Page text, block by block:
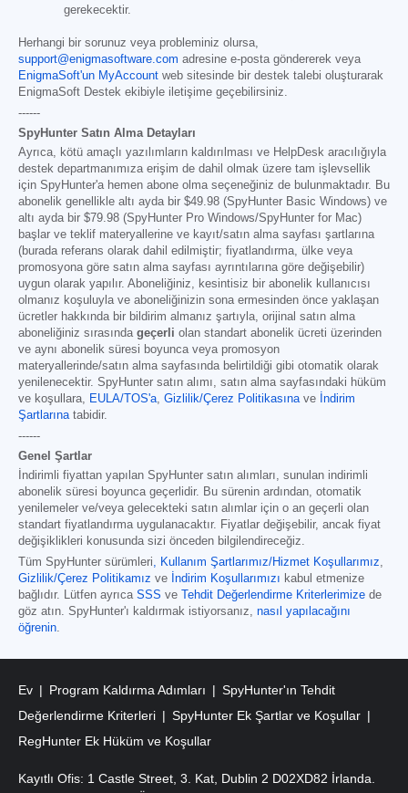
gerekecektir.
Herhangi bir sorunuz veya probleminiz olursa,
support@enigmasoftware.com adresine e-posta göndererek veya
EnigmaSoft'un MyAccount web sitesinde bir destek talebi oluşturarak
EnigmaSoft Destek ekibiyle iletişime geçebilirsiniz.
------
SpyHunter Satın Alma Detayları
Ayrıca, kötü amaçlı yazılımların kaldırılması ve HelpDesk aracılığıyla
destek departmanımıza erişim de dahil olmak üzere tam işlevsellik
için SpyHunter'a hemen abone olma seçeneğiniz de bulunmaktadır. Bu
abonelik genellikle altı ayda bir $49.98 (SpyHunter Basic Windows) ve
altı ayda bir $79.98 (SpyHunter Pro Windows/SpyHunter for Mac)
başlar ve teklif materyallerine ve kayıt/satın alma sayfası şartlarına
(burada referans olarak dahil edilmiştir; fiyatlandırma, ülke veya
promosyona göre satın alma sayfası ayrıntılarına göre değişebilir)
uygun olarak yapılır. Aboneliğiniz, kesintisiz bir abonelik kullanıcısı
olmanız koşuluyla ve aboneliğinizin sona ermesinden önce yaklaşan
ücretler hakkında bir bildirim almanız şartıyla, orijinal satın alma
aboneliğiniz sırasında geçerli olan standart abonelik ücreti üzerinden
ve aynı abonelik süresi boyunca veya promosyon
materyallerinde/satın alma sayfasında belirtildiği gibi otomatik olarak
yenilenecektir. SpyHunter satın alımı, satın alma sayfasındaki hüküm
ve koşullara, EULA/TOS'a, Gizlilik/Çerez Politikasınave İndirim
Şartlarınatabidir.
------
Genel Şartlar
İndirimli fiyattan yapılan SpyHunter satın alımları, sunulan indirimli
abonelik süresi boyunca geçerlidir. Bu sürenin ardından, otomatik
yenilemeler ve/veya gelecekteki satın alımlar için o an geçerli olan
standart fiyatlandırma uygulanacaktır. Fiyatlar değişebilir, ancak fiyat
değişiklikleri konusunda sizi önceden bilgilendireceğiz.
Tüm SpyHunter sürümleri, Kullanım Şartlarımız/Hizmet Koşullarımız,
Gizlilik/Çerez Politikamız ve İndirim Koşullarımızı kabul etmenize
bağlıdır. Lütfen ayrıca SSS ve Tehdit Değerlendirme Kriterlerimize de
göz atın. SpyHunter'ı kaldırmak istiyorsanız, nasıl yapılacağını
öğrenin.
Ev Program Kaldırma Adımları
SpyHunter'ın Tehdit
Değerlendirme Kriterleri
SpyHunter Ek Şartlar ve Koşullar
RegHunter Ek Hüküm ve Koşullar
Kayıtlı Ofis: 1 Castle Street, 3. Kat, Dublin 2 D02XD82 İrlanda.